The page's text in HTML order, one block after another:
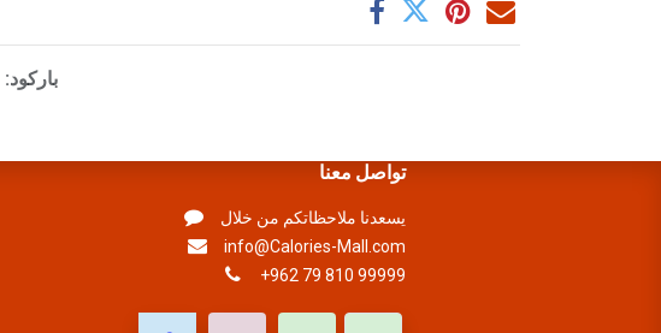
باركود:
تواصل معنا
يسعدنا ملاحظاتكم من خلال
info@Calories-Mall.com
+962 79 810 99999